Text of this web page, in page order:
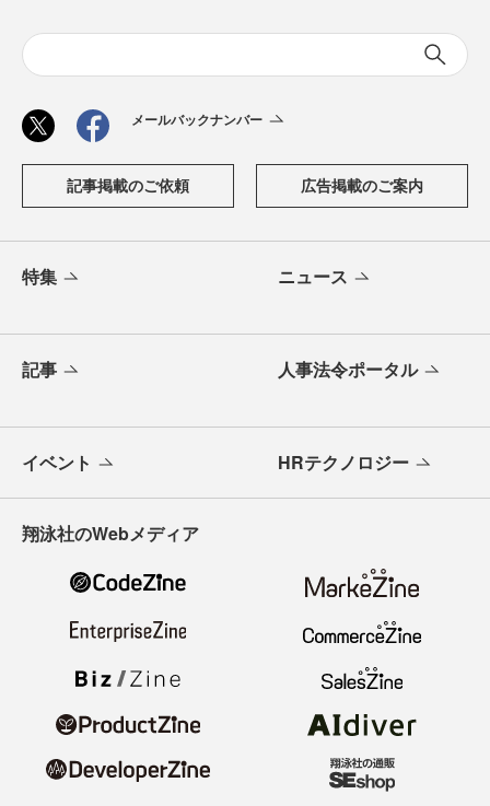
メールバックナンバー
記事掲載のご依頼 広告掲載のご案内
特集 ニュース
記事 人事法令ポータル
イベント HRテクノロジー
翔泳社のWebメディア